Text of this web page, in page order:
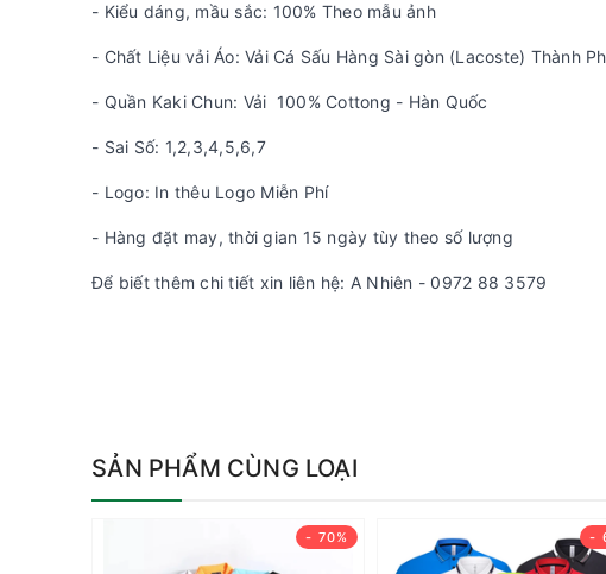
- Kiểu dáng, mầu sắc: 100% Theo mẫu ảnh
- Chất Liệu vải Áo: Vải Cá Sấu Hàng Sài gòn (Lacoste) Thành
- Quần Kaki Chun: Vải 100% Cottong - Hàn Quốc
- Sai Số: 1,2,3,4,5,6,7
- Logo: In thêu Logo Miễn Phí
- Hàng đặt may, thời gian 15 ngày tùy theo số lượng
Để biết thêm chi tiết xin liên hệ: A Nhiên - 0972 88 3579
SẢN PHẨM CÙNG LOẠI
- 70% -